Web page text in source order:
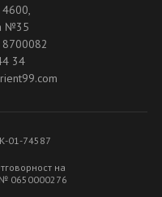
4600,
№35
8700082
34
01-74587
на
0650000276